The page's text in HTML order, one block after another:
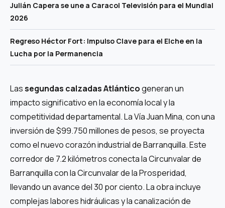
Julián Capera se une a Caracol Televisión para el Mundial
2026
Regreso Héctor Fort: Impulso Clave para el Elche en la
Lucha por la Permanencia
Lassegundas calzadas Atlánticogeneran un
impacto significativo en la economía local y la
competitividad departamental. La Vía Juan Mina, con una
inversión de $99.750 millones de pesos, se proyecta
como el nuevo corazón industrial de Barranquilla. Este
corredor de 7.2 kilómetros conecta la Circunvalar de
Barranquilla con la Circunvalar de la Prosperidad,
llevando un avance del 30 por ciento. La obra incluye
complejas labores hidráulicas y la canalización de